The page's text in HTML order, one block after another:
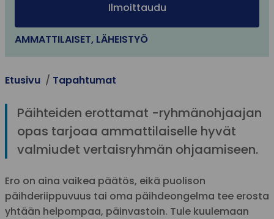
Ilmoittaudu
AMMATTILAISET, LÄHEISTYÖ
Etusivu Tapahtumat
Päihteiden erottamat -ryhmänohjaajan
opas tarjoaa ammattilaiselle hyvät
valmiudet vertaisryhmän ohjaamiseen.
Ero on aina vaikea päätös, eikä puolison
päihderiippuvuus tai oma päihdeongelma tee erosta
yhtään helpompaa, päinvastoin. Tule kuulemaan